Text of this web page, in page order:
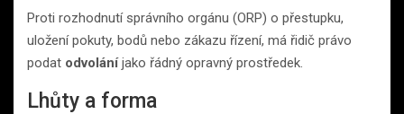
Proti rozhodnutí správního orgánu (ORP) o přestupku,
uložení pokuty, bodů nebo zákazu řízení, má řidič právo
podat odvoláníjako řádný opravný prostředek.
Lhůty a forma